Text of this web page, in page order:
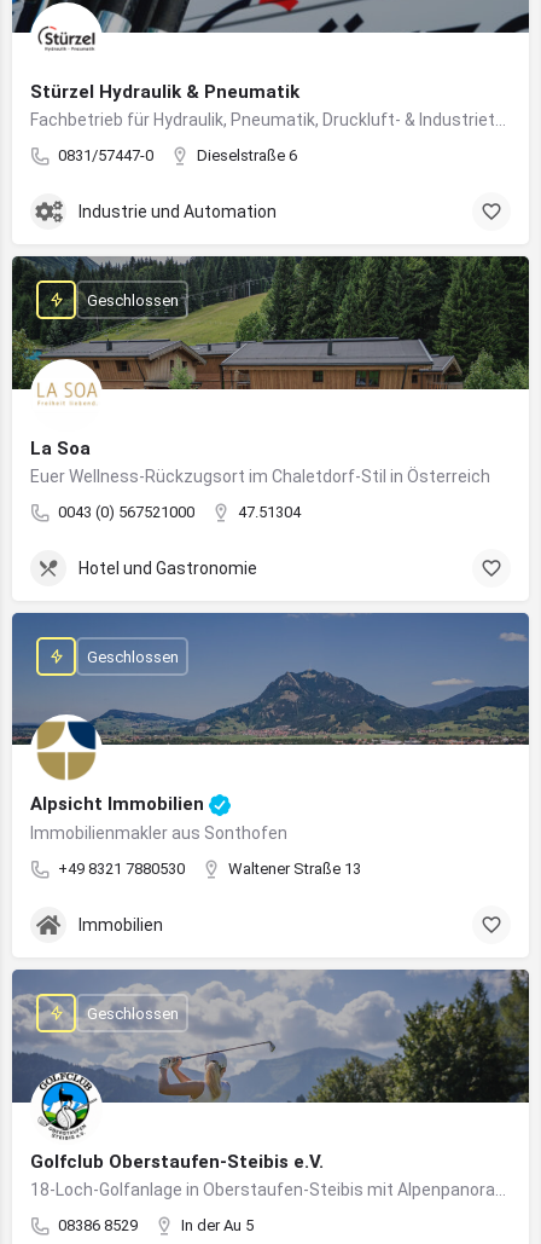
Stürzel Hydraulik & Pneumatik
0831/57447-0 Dieselstraße 6
Industrie und Automation
La Soa
Euer Wellness-Rückzugsort im Chaletdorf-Stil in Österreich
0043 (0) 567521000 47.51304
Geschlossen
Hotel und Gastronomie
Alpsicht Immobilien
Immobilienmakler aus Sonthofen
+49 8321 7880530 Waltener Straße 13
Geschlossen
Immobilien
Golfclub Oberstaufen-Steibis e.V.
08386 8529 In der Au 5
Geschlossen